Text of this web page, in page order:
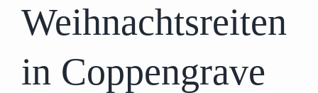
Weihnachtsreiten
in Coppengrave